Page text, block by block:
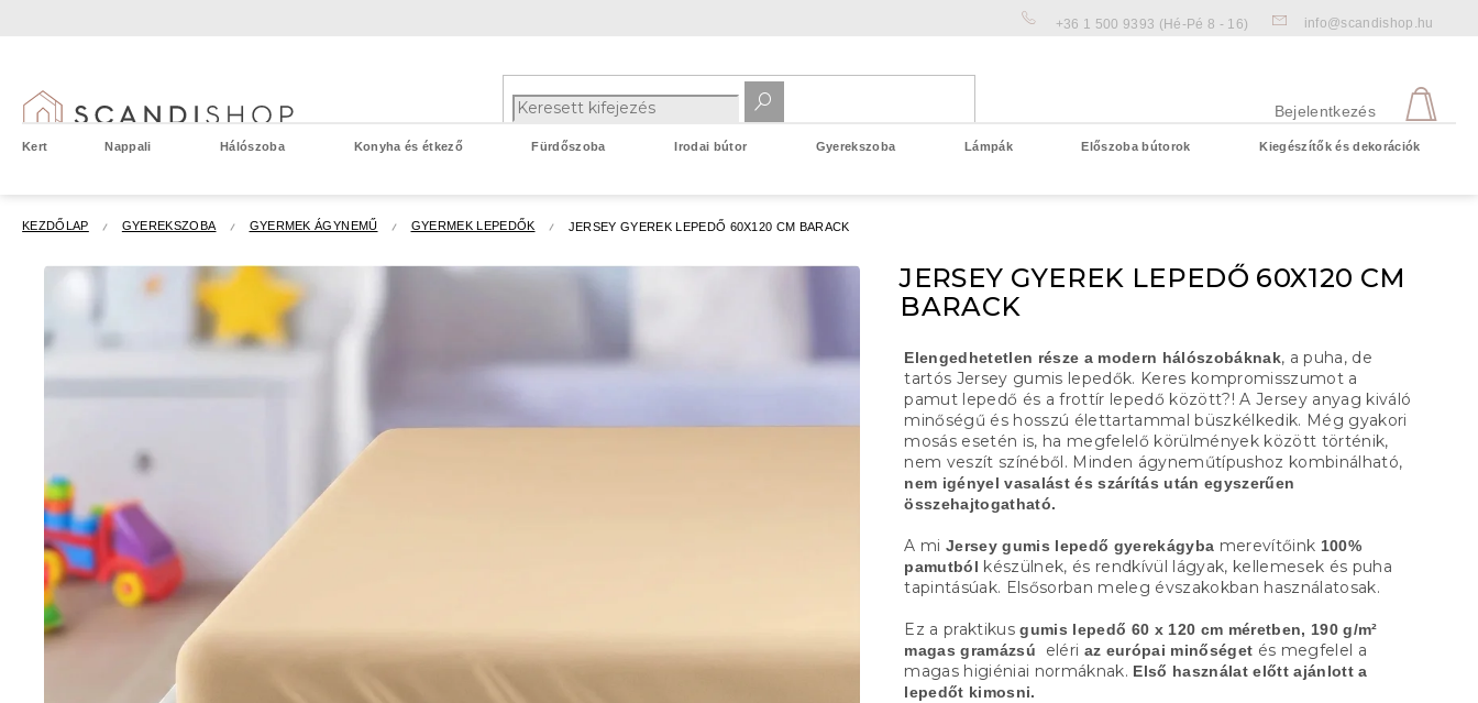
+36 1 500 9393 (Hé-Pé 8 - 16) info@scandishop.hu
Bejelentkezés
Kert Nappali Hálószoba Konyha és étkező Fürdőszoba Irodai bútor Gyerekszoba Lámpák Előszoba bútorok Kiegészítők és dekorációk
KEZDŐLAP GYEREKSZOBA GYERMEK ÁGYNEMŰ GYERMEK LEPEDŐK JERSEY GYEREK LEPEDŐ 60X120 CM BARACK
JERSEY GYEREK LEPEDŐ 60X120 CM
BARACK
Elengedhetetlen része a modern hálószobáknak, a puha, de
tartós Jersey gumis lepedők. Keres kompromisszumot a
pamut lepedő és a frottír lepedő között?! A Jersey anyag kiváló
minőségű és hosszú élettartammal büszkélkedik. Még gyakori
mosás esetén is, ha megfelelő körülmények között történik,
nem veszít színéből. Minden ágyneműtípushoz kombinálható,
nem igényel vasalást és szárítás után egyszerűen
összehajtogatható.
A miJersey gumis lepedő gyerekágyba merevítőink 100%
pamutból készülnek, és rendkívül lágyak, kellemesek és puha
tapintásúak. Elsősorban meleg évszakokban használatosak.
Ez a praktikusgumis lepedő 60 x 120 cm méretben, 190 g/m²
magas gramázsú
eléri az európai minőséget és megfelel a
magas higiéniai normáknak. Első használat előtt ajánlott a
lepedőt kimosni.